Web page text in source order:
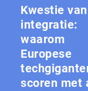
Kwestie van
integratie:
waarom
Europese
scoren met